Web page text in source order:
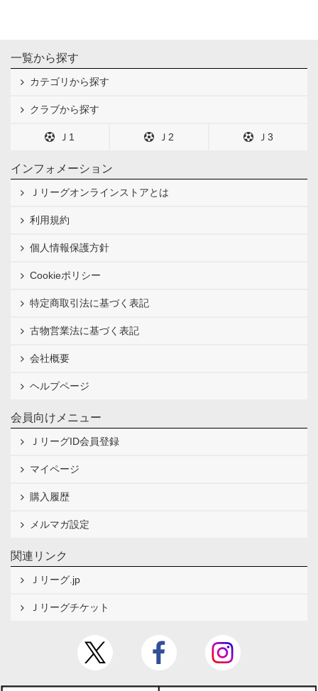
一覧から探す
カテゴリから探す
クラブから探す
Ｊ1 Ｊ2 Ｊ3
インフォメーション
Ｊリーグオンラインストアとは
利用規約
個人情報保護方針
Cookieポリシー
特定商取引法に基づく表記
古物営業法に基づく表記
会社概要
ヘルプページ
会員向けメニュー
ＪリーグID会員登録
マイページ
購入履歴
メルマガ設定
関連リンク
Ｊリーグ.jp
Ｊリーグチケット